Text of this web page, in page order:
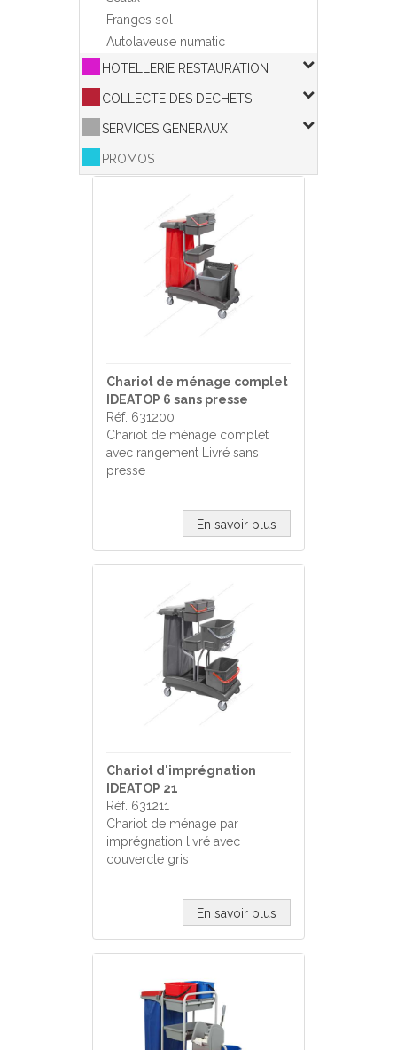
Franges sol
Autolaveuse numatic
HOTELLERIE RESTAURATION
COLLECTE DES DECHETS
SERVICES GENERAUX
PROMOS
Chariot de ménage complet
IDEATOP 6 sans presse
Réf. 631200
Chariot de ménage complet
avec rangement Livré sans
presse
En savoir plus
Chariot d'imprégnation
IDEATOP 21
Réf. 631211
Chariot de ménage par
imprégnation livré avec
couvercle gris
En savoir plus